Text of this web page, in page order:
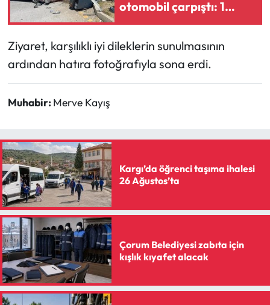
otomobil çarpıştı: 1
yaralı
Ziyaret, karşılıklı iyi dileklerin sunulmasının
ardından hatıra fotoğrafıyla sona erdi.
Muhabir: Merve Kayış
Kargı’da öğrenci taşıma ihalesi
26 Ağustos’ta
Çorum Belediyesi zabıta için
kışlık kıyafet alacak
Resmi İlan
Resmi Reklam
Sağlık
Spor
Sungurlu Haberleri
Turizm
Uğurludağ Haberleri
Yaşam
Yayla Haber